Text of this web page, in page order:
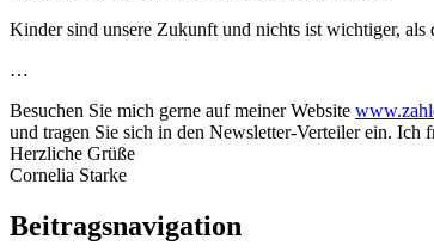
Kinder sind unsere Zukunft und nichts ist wichtiger,
…
Besuchen Sie mich gerne auf meiner Website
und tragen Sie sich in den Newsletter-Verteiler ein. Ich
Herzliche Grüße
Cornelia Starke
Beitragsnavigation